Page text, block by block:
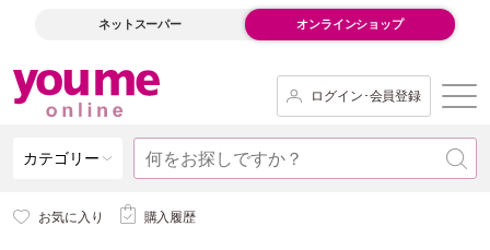
ネットスーパー オンラインショップ
ログイン･会員登録
カテゴリー
お気に入り 購入履歴